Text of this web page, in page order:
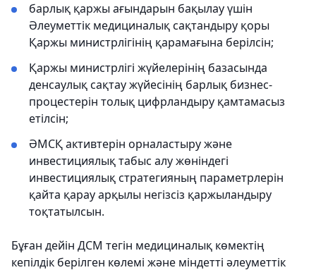
барлық қаржы ағындарын бақылау үшін
Әлеуметтік медициналық сақтандыру қоры
Қаржы министрлігінің қарамағына берілсін;
Қаржы министрлігі жүйелерінің базасында
денсаулық сақтау жүйесінің барлық бизнес-
процестерін толық цифрландыру қамтамасыз
етілсін;
ӘМСҚ активтерін орналастыру және
инвестициялық табыс алу жөніндегі
инвестициялық стратегияның параметрлерін
қайта қарау арқылы негізсіз қаржыландыру
тоқтатылсын.
Бұған дейін ДСМ тегін медициналық көмектің
кепілдік берілген көлемі және міндетті әлеуметтік